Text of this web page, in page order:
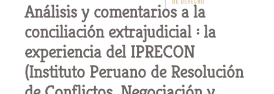
Análisis y comentarios a la
conciliación extrajudicial : la
experiencia del IPRECON
(Instituto Peruano de Resolución